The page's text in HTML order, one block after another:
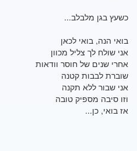
כשעץ בגן מלבלב...
בואי הנה, בואי לכאן
אני שולח לך צליל מכוון
אחרי שנים של חוסר וודאות
שוברת לבבות קטנה
אני שבור ללא תקנה
וזו סיבה מספיק טובה
אז בואי, כן...